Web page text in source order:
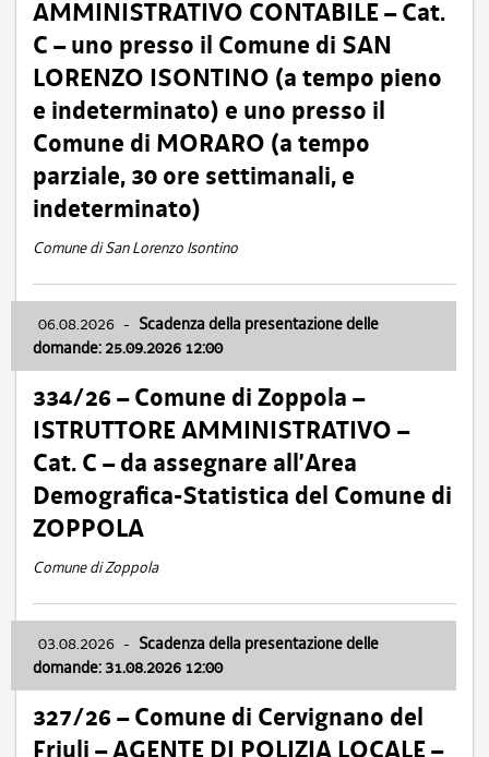
AMMINISTRATIVO CONTABILE – Cat.
C – uno presso il Comune di SAN
LORENZO ISONTINO (a tempo pieno
e indeterminato) e uno presso il
Comune di MORARO (a tempo
parziale, 30 ore settimanali, e
indeterminato)
Comune di San Lorenzo Isontino
06.08.2026 - Scadenza della presentazione delle
domande: 25.09.2026 12:00
334/26 – Comune di Zoppola –
ISTRUTTORE AMMINISTRATIVO –
Cat. C – da assegnare all’Area
Demografica-Statistica del Comune di
ZOPPOLA
Comune di Zoppola
03.08.2026 - Scadenza della presentazione delle
domande: 31.08.2026 12:00
327/26 – Comune di Cervignano del
Friuli – AGENTE DI POLIZIA LOCALE –